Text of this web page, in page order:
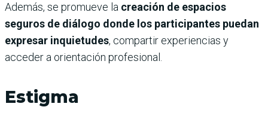
Además, se promueve la creación de espacios
seguros de diálogo donde los participantes puedan
expresar inquietudes, compartir experiencias y
acceder a orientación profesional.
Estigma